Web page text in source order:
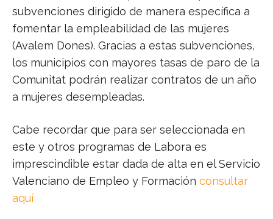
subvenciones dirigido de manera específica a
fomentar la empleabilidad de las mujeres
(Avalem Dones). Gracias a estas subvenciones,
los municipios con mayores tasas de paro de la
Comunitat podrán realizar contratos de un año
a mujeres desempleadas.
Cabe recordar que para ser seleccionada en
este y otros programas de Labora es
imprescindible estar dada de alta en el Servicio
Valenciano de Empleo y Formación consultar
aquí